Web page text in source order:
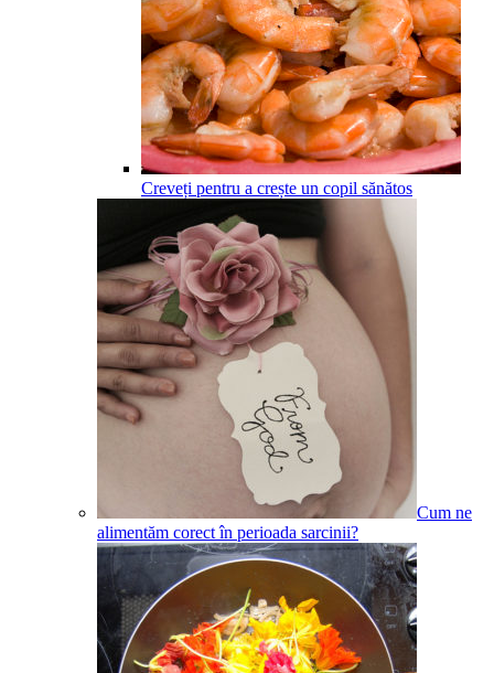
Creveți pentru a crește un copil sănătos
Cum ne
alimentăm corect în perioada sarcinii?